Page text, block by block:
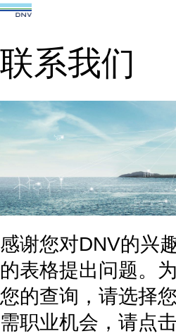
联系我们
感谢您对DNV的兴
的表格提出问题。
您的查询，请选择
需职业机会，请点